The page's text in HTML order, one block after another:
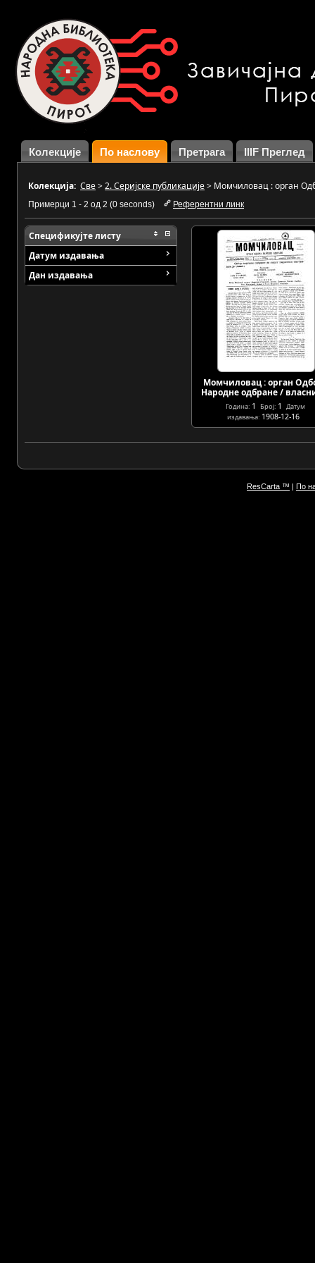
Колекције По наслову Претрага IIIF Преглед
Колекција: Све>2. Серијске публикације> Момчиловац : орган
Примерци 1 - 2 од 2 (0 seconds) Референтни линк
Спецификујте листу
Датум издавања
Дан издавања
Момчиловац : орган
Народне одбране /
Година: 1 Број: 1
Датум
издавања: 1908-12-16
ResCarta ™ | По